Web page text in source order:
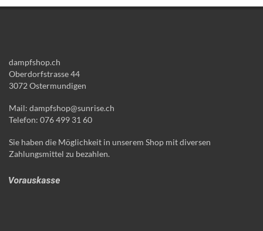
dampfshop.ch
Oberdorfstrasse 44
3072 Ostermundigen
Mail: dampfshop@sunrise.ch
Telefon: 076 499 31 60
Sie haben die Möglichkeit in unserem Shop mit diversen
Zahlungsmittel zu bezahlen.